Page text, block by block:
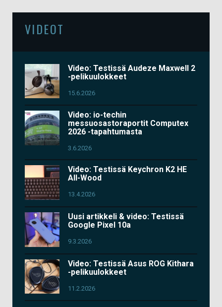
VIDEOT
Video: Testissä Audeze Maxwell 2
-pelikuulokkeet
15.6.2026
Video: io-techin
messuosastoraportit Computex
2026 -tapahtumasta
3.6.2026
Video: Testissä Keychron K2 HE
All-Wood
13.4.2026
Uusi artikkeli & video: Testissä
Google Pixel 10a
9.3.2026
Video: Testissä Asus ROG Kithara
-pelikuulokkeet
11.2.2026